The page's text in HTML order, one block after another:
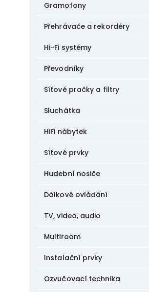
Gramofony
Přehrávače a rekordéry
Hi-Fi systémy
Převodníky
Síťové pračky a filtry
Sluchátka
HiFi nábytek
Síťové prvky
Hudební nosiče
Dálkové ovládání
TV, video, audio
Multiroom
Instalační prvky
Ozvučovací technika